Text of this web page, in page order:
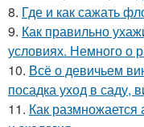
8. Где и как сажать
9. Как правильно
условиях. Немного о
10. Всё о девичьем
посадка уход в саду,
11. Как размножается